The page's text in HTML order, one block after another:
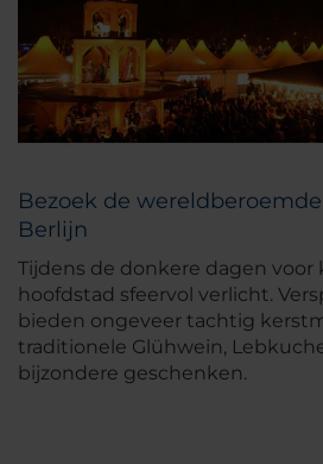
Bezoek de
Berlijn
Tijdens de donkere dagen voor
hoofdstad sfeervol verlicht.
bieden ongeveer tachtig
traditionele Glühwein,
bijzondere geschenken.